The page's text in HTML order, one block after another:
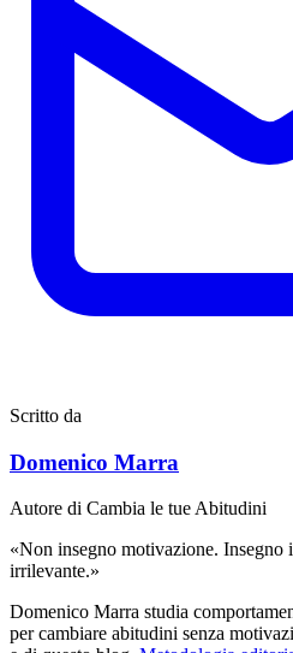
Scritto da
Domenico Marra
Autore di Cambia le tue Abitudini
«Non insegno motivazione. Insegno
irrilevante.»
Domenico Marra studia
per cambiare abitudini senza